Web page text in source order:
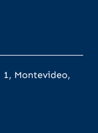
Montevideo,